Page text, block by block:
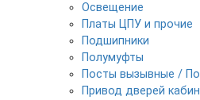
Освещение
Платы ЦПУ и прочие
Подшипники
Полумуфты
Посты вызывные /
Привод дверей